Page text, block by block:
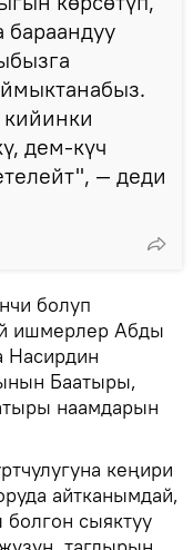
дем-күч
— деди
болуп
ишмерлер Абды
Насирдин
Баатыры,
наамдарын
кеңири
айтканымдай,
сыяктуу